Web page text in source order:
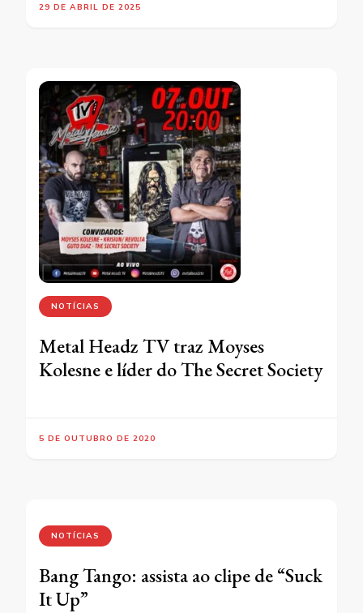
29 DE ABRIL DE 2025
NOTÍCIAS
Metal Headz TV traz Moyses
Kolesne e líder do The Secret Society
5 DE OUTUBRO DE 2020
NOTÍCIAS
Bang Tango: assista ao clipe de “Suck
It Up”